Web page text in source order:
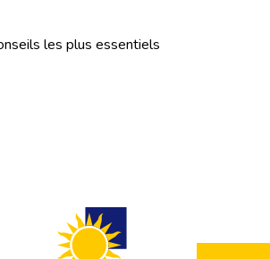
les plus essentiels